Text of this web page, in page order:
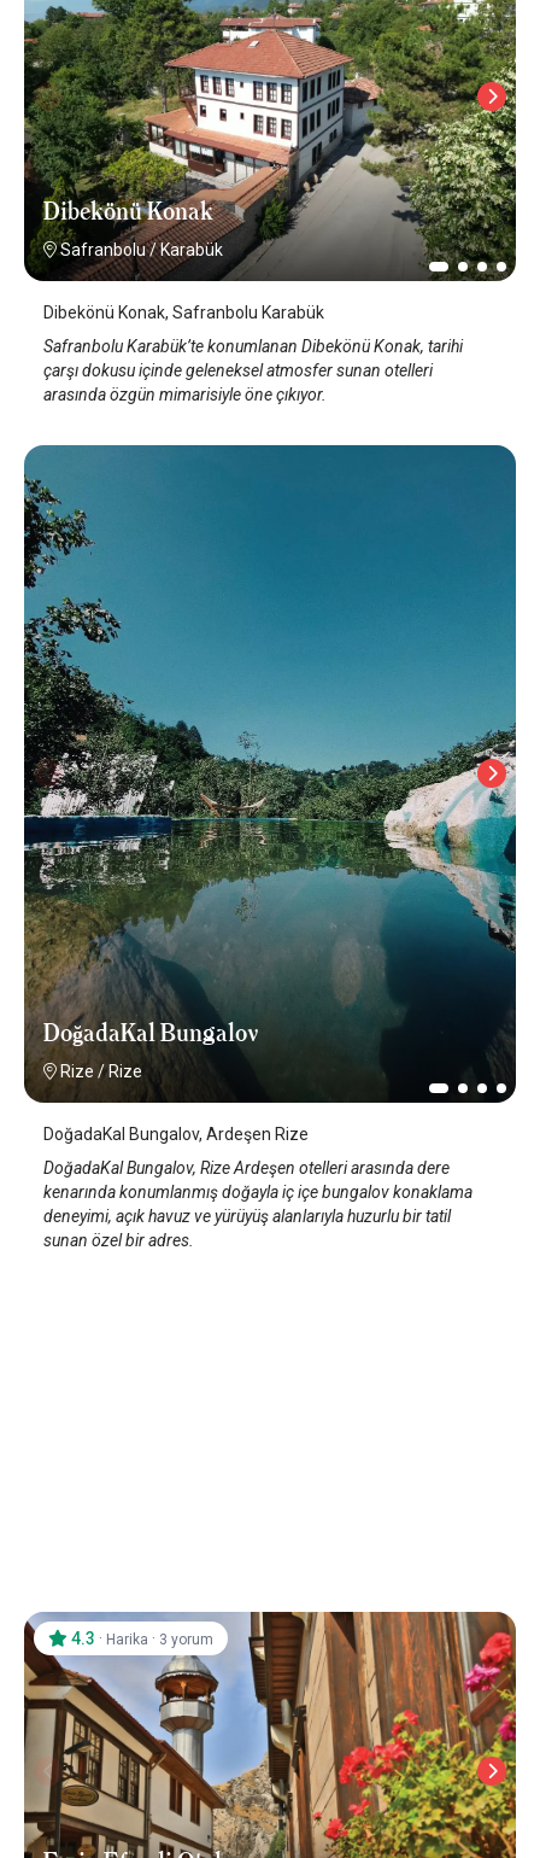
Dibekönü Konak
Safranbolu/Karabük
Dibekönü Konak, Safranbolu Karabük
Safranbolu Karabük’te konumlanan Dibekönü Konak, tarihi
çarşı dokusu içinde geleneksel atmosfer sunan otelleri
arasında özgün mimarisiyle öne çıkıyor.
DoğadaKal Bungalov
Rize /Rize
DoğadaKal Bungalov, Ardeşen Rize
DoğadaKal Bungalov, Rize Ardeşen otelleri arasında dere
kenarında konumlanmış doğayla iç içe bungalov konaklama
deneyimi, açık havuz ve yürüyüş alanlarıyla huzurlu bir tatil
sunan özel bir adres.
4.3 · Harika · 3 yorum